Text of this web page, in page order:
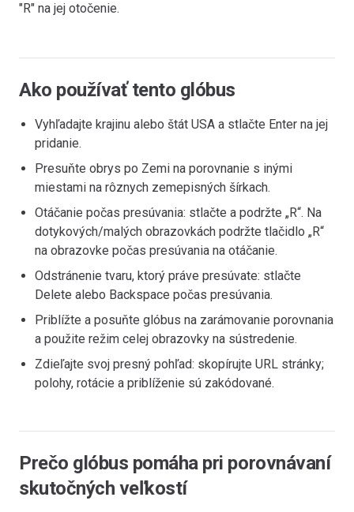
"R" na jej otočenie.
Ako používať tento glóbus
Vyhľadajte krajinu alebo štát USA a stlačte Enter na jej
pridanie.
Presuňte obrys po Zemi na porovnanie s inými
miestami na rôznych zemepisných šírkach.
Otáčanie počas presúvania: stlačte a podržte „R“. Na
dotykových/malých obrazovkách podržte tlačidlo „R“
na obrazovke počas presúvania na otáčanie.
Odstránenie tvaru, ktorý práve presúvate: stlačte
Delete alebo Backspace počas presúvania.
Priblížte a posuňte glóbus na zarámovanie porovnania
a použite režim celej obrazovky na sústredenie.
Zdieľajte svoj presný pohľad: skopírujte URL stránky;
polohy, rotácie a priblíženie sú zakódované.
Prečo glóbus pomáha pri porovnávaní
skutočných veľkostí